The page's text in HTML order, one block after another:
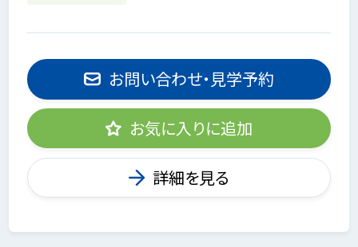
お問い合わせ・見学予約
お気に入りに追加
詳細を見る